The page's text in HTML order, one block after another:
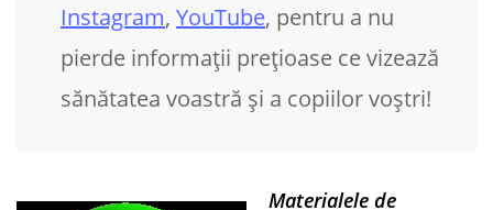
Instagram, YouTube, pentru a nu
pierde informații prețioase ce vizează
sănătatea voastră și a copiilor voștri!
Materialele de